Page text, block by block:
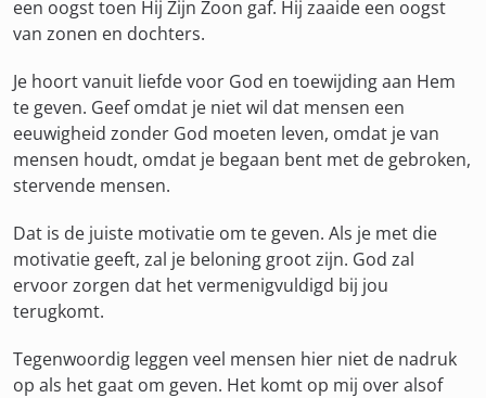
een oogst toen Hij Zijn Zoon gaf. Hij zaaide een oogst
van zonen en dochters.
Je hoort vanuit liefde voor God en toewijding aan Hem
te geven. Geef omdat je niet wil dat mensen een
eeuwigheid zonder God moeten leven, omdat je van
mensen houdt, omdat je begaan bent met de gebroken,
stervende mensen.
Dat is de juiste motivatie om te geven. Als je met die
motivatie geeft, zal je beloning groot zijn. God zal
ervoor zorgen dat het vermenigvuldigd bij jou
terugkomt.
Tegenwoordig leggen veel mensen hier niet de nadruk
op als het gaat om geven. Het komt op mij over alsof